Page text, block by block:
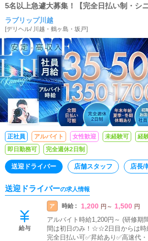
5名以上急遽大募集！【完全日払い制・シ
勤務OK】
ラブリップ川越
[デリヘル/ 川越・鶴ヶ島・坂戸]
正社員 アルバイト 女性歓迎 未経験可 経
即日勤務可
完全週休2日制
送迎ドライバー 店舗スタッフ 店長/
送迎ドライバーの求人情報
給与
ア 時給 : 1,200 円 ～ 1,500 円
アルバイト時給1,200円～ (研修期
間は初日のみ！☆☆2日目からは時
完全日払い可✅昇給あり✅高速代